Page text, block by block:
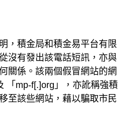
，積金局和積金易平台有限
沒有發出該電話短訊，亦與
關係。該兩個假冒網站的網
「 mp-f[.]org 」，亦訛稱強積
至該些網站，藉以騙取市民